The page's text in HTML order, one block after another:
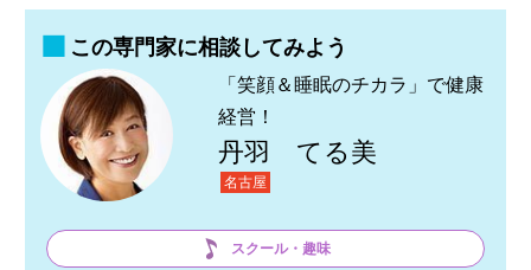
この専門家に相談してみよう
「笑顔＆睡眠のチカラ」で健康
経営！
丹羽 てる美
名古屋
スクール・趣味